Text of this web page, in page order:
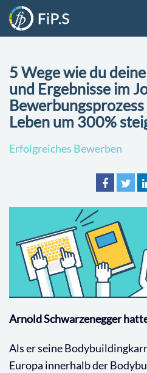
5 Wege wie du
und Ergebnisse im
Leben um 300%
Erfolgreiches Bewerben
Arnold Schwarzenegger
Als er seine
Europa innerhalb der